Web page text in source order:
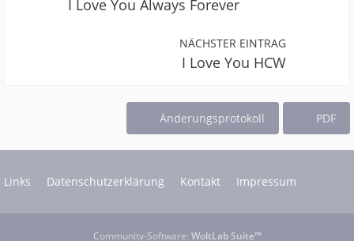
I Love You Always Forever
NÄCHSTER EINTRAG
I Love You HCW
Änderungsprotokoll PDF
Links Datenschutzerklärung Kontakt Impressum
Community-Software: WoltLab Suite™